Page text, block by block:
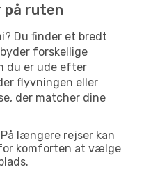
på ruten
Du finder et bredt
forskellige
du er ude efter
flyvningen eller
der matcher dine
På længere rejser kan
komforten at vælge